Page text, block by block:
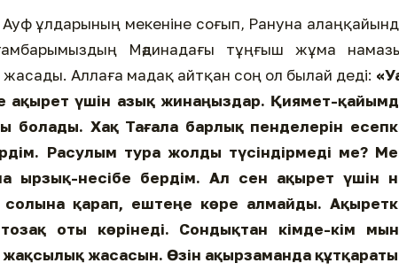
Мәдинадағы тұңғыш жұма
Аллаға мадақ айтқан соң ол былай деді:
ақырет үшін азық жинаңыздар. Қиямет-
болады. Хақ Тағала барлық пенделерін
Расулым тура жолды түсіндірмеді ме?
ырзық-несібе бердім. Ал сен ақырет үшін
қарап, ештеңе көре алмайды.
оты
көрінеді. Сондықтан кімде-кім
жасасын. Өзін ақырзаманда